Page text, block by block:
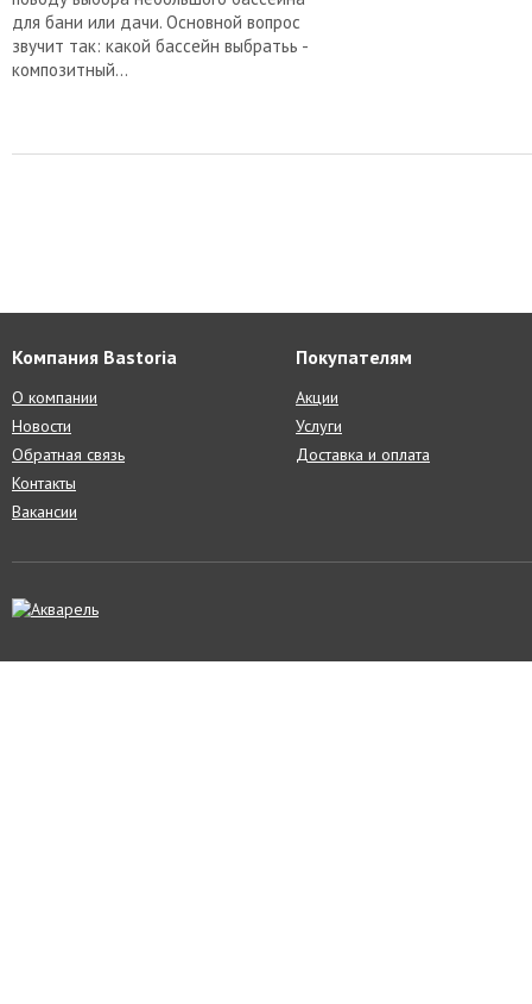
для бани или дачи. Основной вопрос
звучит так: какой бассейн выбратьь -
композитный...
Компания Bastoria
О компании
Новости
Обратная связь
Контакты
Вакансии
Покупателям
Акции
Услуги
Доставка и оплата